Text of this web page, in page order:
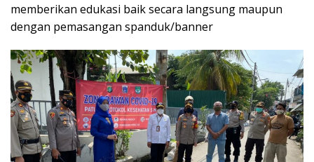
memberikan edukasi baik secara langsung maupun
dengan pemasangan spanduk/banner